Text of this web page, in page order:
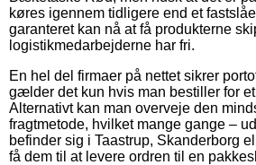
køres igennem tidligere end et
garanteret kan nå at få produkterne
logistikmedarbejderne har fri.
En hel del firmaer på nettet sikrer
gælder det kun hvis man bestiller for
Alternativt kan man overveje den
fragtmetode, hvilket mange gange –
befinder sig i Taastrup, Skanderborg
få dem til at levere ordren til en